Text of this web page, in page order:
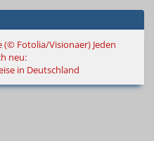
Jeden
neu:
in Deutschland